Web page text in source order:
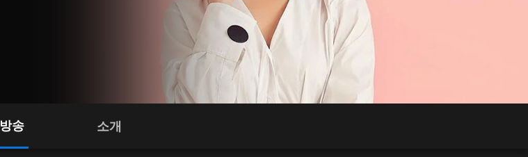
방송 소개